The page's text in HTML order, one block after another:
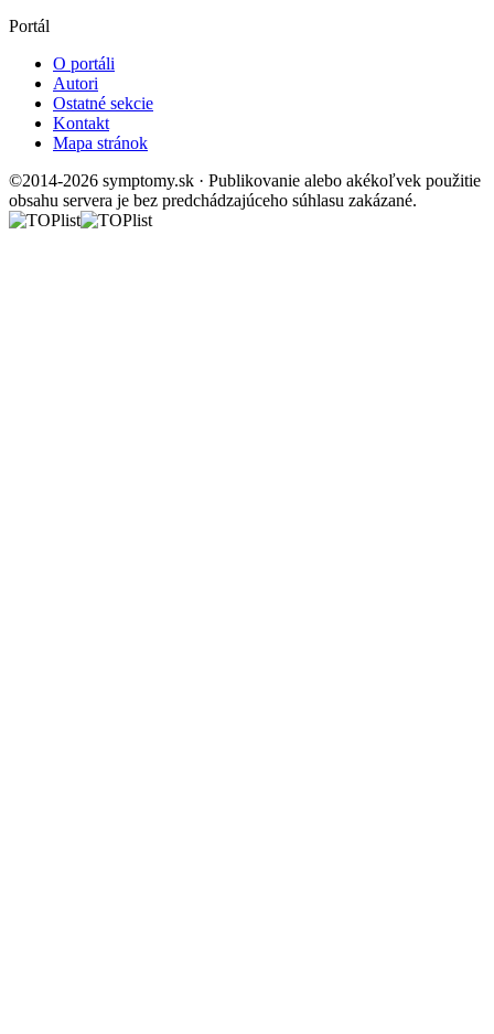
Portál
O portáli
Autori
Ostatné sekcie
Kontakt
Mapa stránok
©2014-2026 symptomy.sk · Publikovanie alebo akékoľvek použitie
obsahu servera je bez predchádzajúceho súhlasu zakázané.